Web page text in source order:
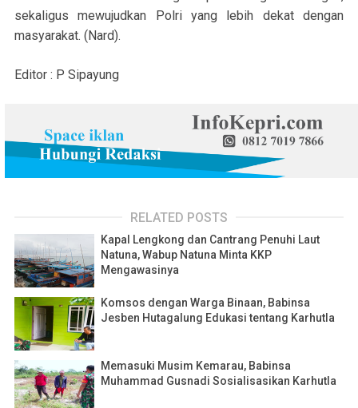
sekaligus mewujudkan Polri yang lebih dekat dengan
masyarakat. (Nard).
Editor : P Sipayung
RELATED POSTS
Kapal Lengkong dan Cantrang Penuhi Laut
Natuna, Wabup Natuna Minta KKP
Mengawasinya
Komsos dengan Warga Binaan, Babinsa
Jesben Hutagalung Edukasi tentang Karhutla
Memasuki Musim Kemarau, Babinsa
Muhammad Gusnadi Sosialisasikan Karhutla